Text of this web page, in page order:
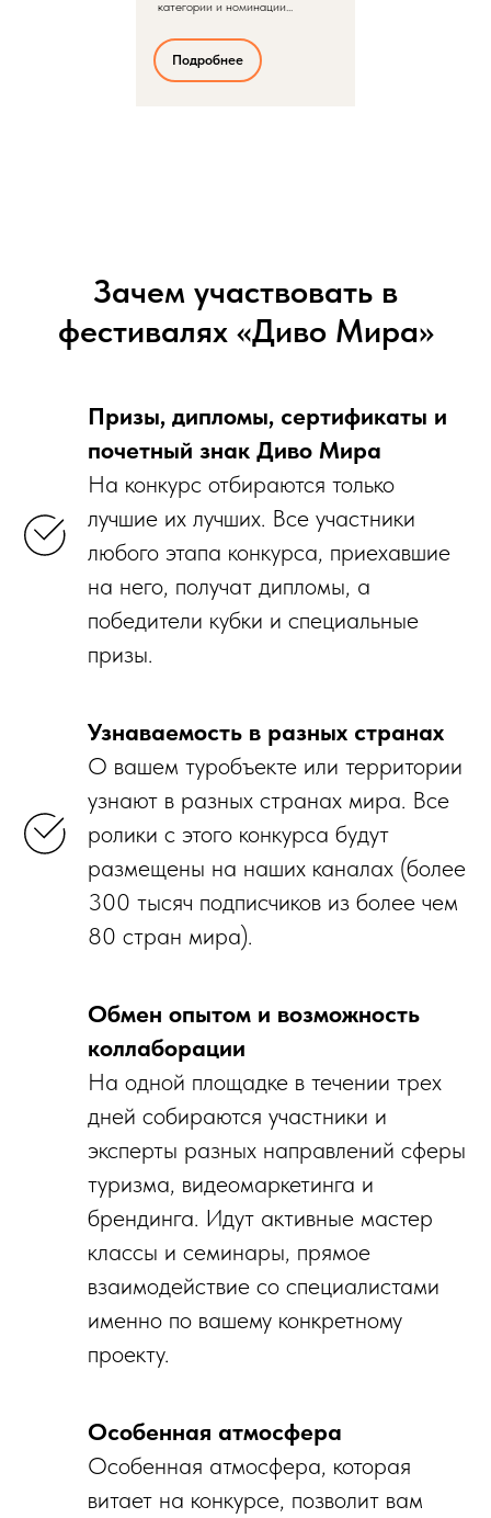
категории и номинации...
Подробнее
Зачем участвовать в
фестивалях «Диво Мира»
Призы, дипломы, сертификаты и
почетный знак Диво Мира
На конкурс отбираются только
лучшие их лучших. Все участники
любого этапа конкурса, приехавшие
на него, получат дипломы, а
победители кубки и специальные
призы.
Узнаваемость в разных странах
О вашем туробъекте или территории
узнают в разных странах мира. Все
ролики с этого конкурса будут
размещены на наших каналах (более
300 тысяч подписчиков из более чем
80 стран мира).
Обмен опытом и возможность
коллаборации
На одной площадке в течении трех
дней собираются участники и
эксперты разных направлений сферы
туризма, видеомаркетинга и
брендинга. Идут активные мастер
классы и семинары, прямое
взаимодействие со специалистами
именно по вашему конкретному
проекту.
Особенная атмосфера
Особенная атмосфера, которая
витает на конкурсе, позволит вам